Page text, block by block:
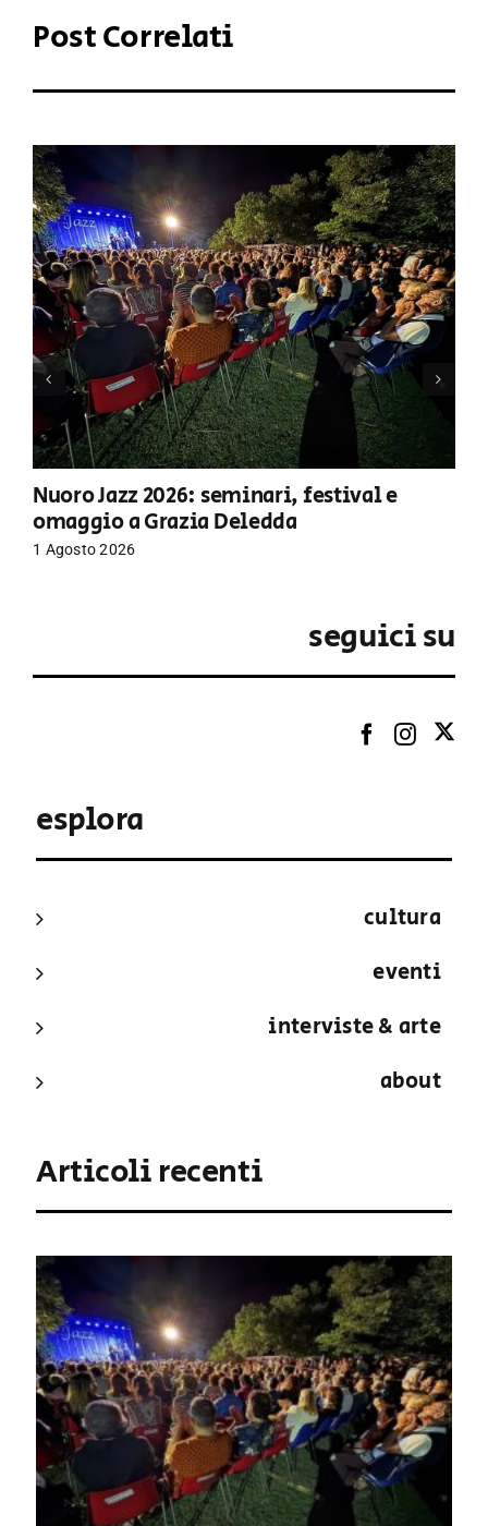
Post Correlati
Nuoro Jazz 2026: seminari, festival e
omaggio a Grazia Deledda
1 Agosto 2026
seguici su
esplora
cultura
eventi
interviste & arte
about
Articoli recenti